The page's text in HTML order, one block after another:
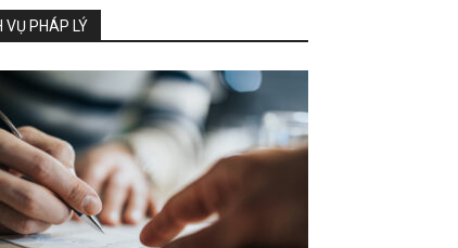
VỤ PHÁP LÝ